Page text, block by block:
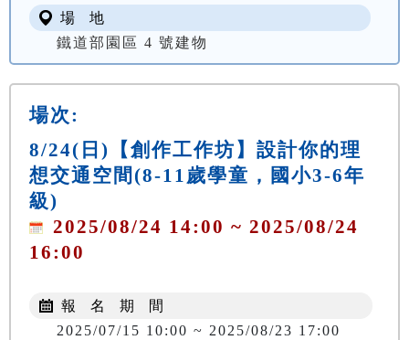
場 地
鐵道部園區 4 號建物
場次:
8/24(日)【創作工作坊】設計你的理
想交通空間(8-11歲學童，國小3-6年
級)
2025/08/24 14:00 ~ 2025/08/24
16:00
報 名 期 間
2025/07/15 10:00 ~ 2025/08/23 17:00